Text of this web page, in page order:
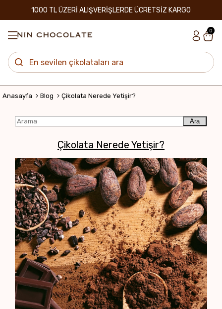
1000 TL ÜZERİ ALIŞVERİŞLERDE ÜCRETSİZ KARGO
0
Anasayfa Blog Çikolata Nerede Yetişir?
Ara
Çikolata Nerede Yetişir?